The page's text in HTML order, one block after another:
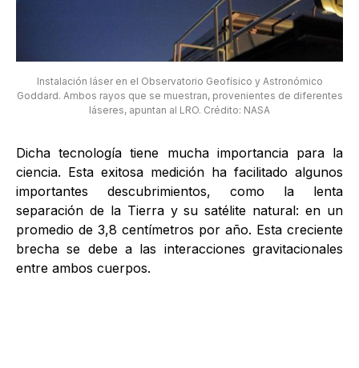
Instalación láser en el Observatorio Geofísico y Astronómico
Goddard. Ambos rayos que se muestran, provenientes de diferentes
láseres, apuntan al LRO. Crédito: NASA
Dicha tecnología tiene mucha importancia para la
ciencia. Esta exitosa medición ha facilitado algunos
importantes descubrimientos, como la lenta
separación de la Tierra y su satélite natural: en un
promedio de 3,8 centímetros por año. Esta creciente
brecha se debe a las interacciones gravitacionales
entre ambos cuerpos.